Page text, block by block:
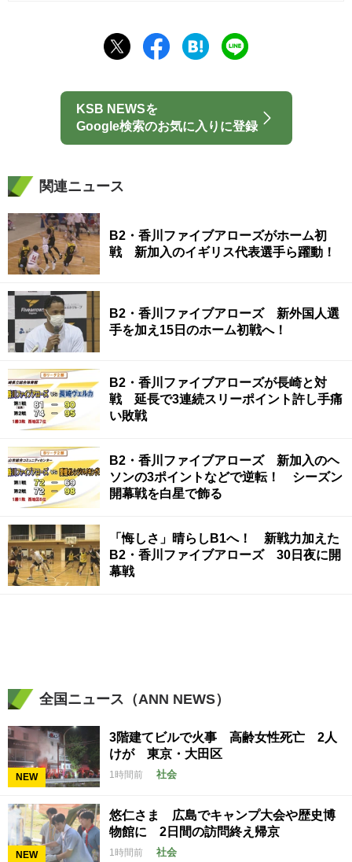
KSB NEWSを
Google検索のお気に入りに登録
関連ニュース
B2・香川ファイブアローズがホーム初
戦 新加入のイギリス代表選手ら躍動！
B2・香川ファイブアローズ 新外国人選
手を加え15日のホーム初戦へ！
B2・香川ファイブアローズが長崎と対
戦 延長で3連続スリーポイント許し手痛
い敗戦
B2・香川ファイブアローズ 新加入のヘ
ソンの3ポイントなどで逆転！ シーズン
開幕戦を白星で飾る
「悔しさ」晴らしB1へ！ 新戦力加えた
B2・香川ファイブアローズ 30日夜に開
幕戦
全国ニュース（ANN NEWS）
NEW
3階建てビルで火事 高齢女性死亡 2人
けが 東京・大田区
1時間前 社会
NEW
悠仁さま 広島でキャンプ大会や歴史博
物館に 2日間の訪問終え帰京
1時間前 社会